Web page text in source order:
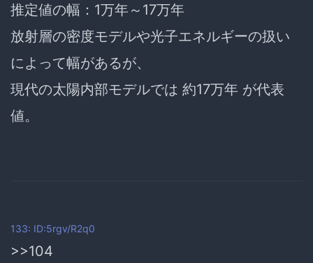
推定値の幅：1万年～17万年
放射層の密度モデルや光子エネルギーの扱い
によって幅があるが、
現代の太陽内部モデルでは 約17万年 が代表
値。
133: ID:5rgv/R2q0
>>104